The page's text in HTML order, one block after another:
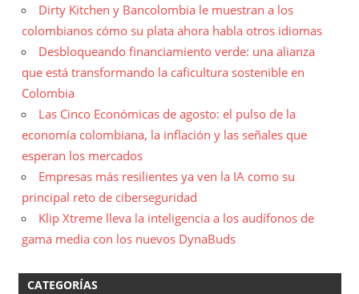
Dirty Kitchen y Bancolombia le muestran a los
colombianos cómo su plata ahora habla otros idiomas
Desbloqueando financiamiento verde: una alianza
que está transformando la caficultura sostenible en
Colombia
Las Cinco Económicas de agosto: el pulso de la
economía colombiana, la inflación y las señales que
esperan los mercados
Empresas más resilientes ya ven la IA como su
principal reto de ciberseguridad
Klip Xtreme lleva la inteligencia a los audífonos de
gama media con los nuevos DynaBuds
CATEGORÍAS